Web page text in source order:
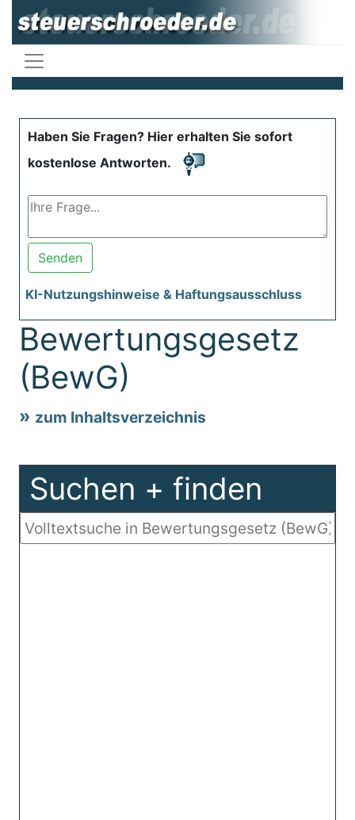
Haben Sie Fragen? Hier erhalten Sie sofort
kostenlose Antworten.
Senden
KI-Nutzungshinweise & Haftungsausschluss
Bewertungsgesetz
(BewG)
zum Inhaltsverzeichnis
Suchen + finden